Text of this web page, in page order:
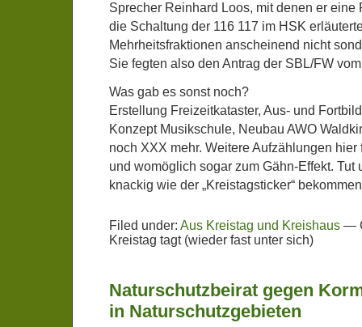
Sprecher Reinhard Loos, mit denen er eine
die Schaltung der 116 117 im HSK
Mehrheitsfraktionen anscheinend nicht
Sie fegten also den Antrag der SBL/FW
Was gab es sonst noch?
Erstellung Freizeitkataster, Aus- und
Konzept Musikschule, Neubau AWO
noch XXX mehr. Weitere Aufzählungen
und womöglich sogar zum Gähn-Effekt. Tut
knackig wie der „Kreistagsticker“
Filed under: Aus Kreistag und Kreishaus —
Kreistag tagt (wieder fast unter sich)
Naturschutzbeirat gegen
in Naturschutzgebieten